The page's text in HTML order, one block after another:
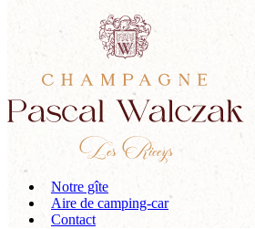
Notre gîte
Aire de camping-car
Contact